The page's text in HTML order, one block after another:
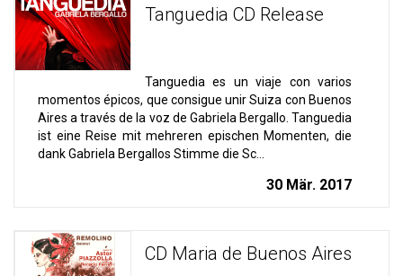
Tanguedia CD Release
Tanguedia es un viaje con varios
momentos épicos, que consigue unir Suiza con Buenos
Aires a través de la voz de Gabriela Bergallo. Tanguedia
ist eine Reise mit mehreren epischen Momenten, die
dank Gabriela Bergallos Stimme die Sc...
30 Mär. 2017
CD Maria de Buenos Aires